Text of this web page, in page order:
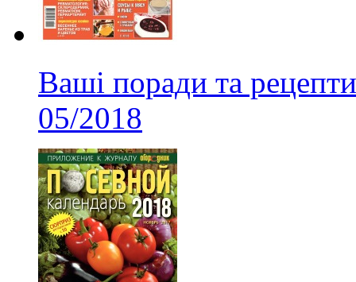
Ваші поради та
05/2018